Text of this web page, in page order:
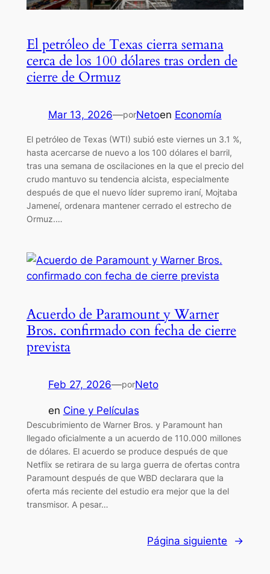
El petróleo de Texas cierra semana
cerca de los 100 dólares tras orden de
cierre de Ormuz
Mar 13, 2026—porNetoen Economía
El petróleo de Texas (WTI) subió este viernes un 3.1 %,
hasta acercarse de nuevo a los 100 dólares el barril,
tras una semana de oscilaciones en la que el precio del
crudo mantuvo su tendencia alcista, especialmente
después de que el nuevo líder supremo iraní, Mojtaba
Jameneí, ordenara mantener cerrado el estrecho de
Ormuz.…
Acuerdo de Paramount y Warner
Bros. confirmado con fecha de cierre
prevista
Feb 27, 2026—porNeto
en Cine y Películas
Descubrimiento de Warner Bros. y Paramount han
llegado oficialmente a un acuerdo de 110.000 millones
de dólares. El acuerdo se produce después de que
Netflix se retirara de su larga guerra de ofertas contra
Paramount después de que WBD declarara que la
oferta más reciente del estudio era mejor que la del
transmisor. A pesar…
Página siguiente →